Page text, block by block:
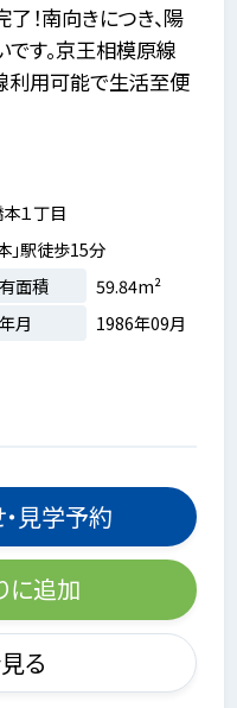
！南向きにつき、陽
す。京王相模原線
利用可能で生活至便
１丁目
」駅徒歩15分
面積
59.84m²
月 1986年09月
見学予約
に追加
る